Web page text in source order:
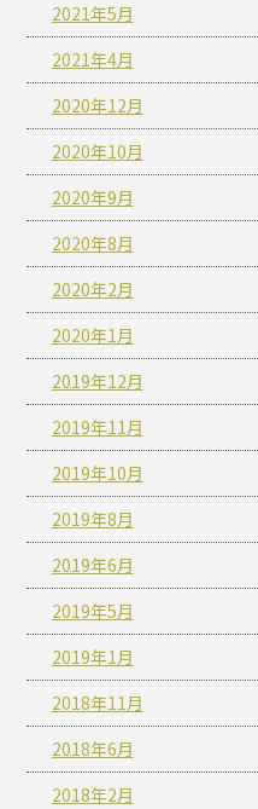
2021年5月
2021年4月
2020年12月
2020年10月
2020年9月
2020年8月
2020年2月
2020年1月
2019年12月
2019年11月
2019年10月
2019年8月
2019年6月
2019年5月
2019年1月
2018年11月
2018年6月
2018年2月